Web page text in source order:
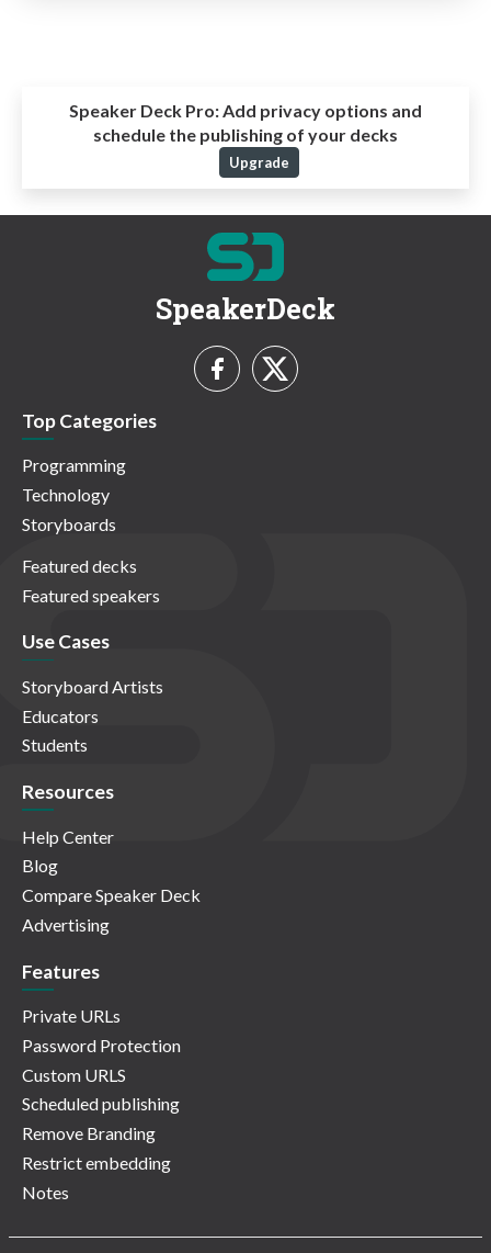
Speaker Deck Pro:Add privacy options and
schedule the publishing of your decks
Upgrade
SpeakerDeck
Top Categories
Programming
Technology
Storyboards
Featured decks
Featured speakers
Use Cases
Storyboard Artists
Educators
Students
Resources
Help Center
Blog
Compare Speaker Deck
Advertising
Features
Private URLs
Password Protection
Custom URLS
Scheduled publishing
Remove Branding
Restrict embedding
Notes